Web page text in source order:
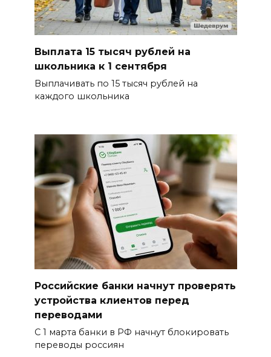
Выплата 15 тысяч рублей на
школьника к 1 сентября
Выплачивать по 15 тысяч рублей на
каждого школьника
Российские банки начнут проверять
устройства клиентов перед
переводами
С 1 марта банки в РФ начнут блокировать
переводы россиян